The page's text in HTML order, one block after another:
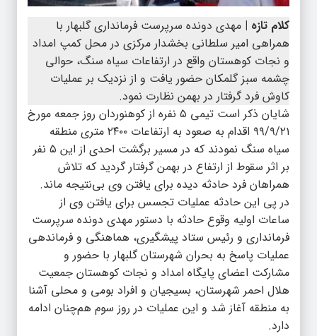
کلام تازه | مهدی دونده سرپرست فرمانداری گلبهار با
همراهی امیر سلطانی بخشدار مرکزی در محل کمپ امداد
و نجات کوهستان واقع در ارتفاعات سیاه سنگ، حوالی
چشمه سبز گلمکان حضور یافت و از نزدیک بر عملیات
کاوش فرد گرفتار در بهمن نظارت نمود.
شایان ذکر است تیمی ۵ نفره از کوهنوردان روز جمعه مورخ
۹۹/۹/۲۱ اقدام به صعود به ارتفاعات ۲۴۰۰ متری منطقه
سیاه سنگ نمودند که در مسیر برگشت احدی از این ۵ نفر
بر اثر سقوط از ارتفاع در بهمن گرفتار گردید که تلاش
همراهان فرد حادثه دیده برای یافتن وی‌ بی‌نتیجه ماند.
در پی این حادثه عملیات تجسس برای یافتن وی از
ساعات اولیه وقوع حادثه با دستور مهدی دونده سرپرست
فرمانداری و رئیس ستاد پیشگیری، هماهنگی و فرماندهی
عملیات پاسخ به بحران شهرستان گلبهار با حضور و
مشارکت اعضای پایگاه امداد و نجات کوهستان جمعیت
هلال احمر شهرستان، بسیجیان و افراد بومی و محلی آشنا
به منطقه آغاز شد و این عملیات در روز سوم هم‌چنان ادامه
دارد.